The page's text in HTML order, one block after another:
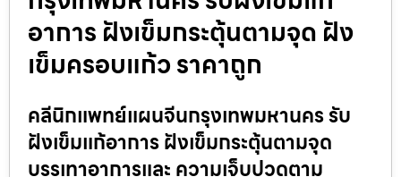
อาการ ฝังเข็มกระตุ้นตามจุด ฝัง
เข็มครอบแก้ว ราคาถูก
คลีนิกแพทย์แผนจีนกรุงเทพมหานคร รับ
ฝังเข็มแก้อาการ ฝังเข็มกระตุ้นตามจุด
บรรเทาอาการและ ความเจ็บปวดตาม